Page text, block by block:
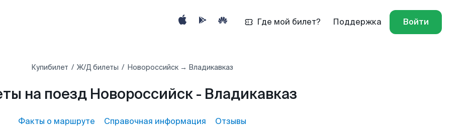
Где мой билет? Поддержка Войти
Купибилет Ж/Д билеты Новороссийск → Владикавказ
на поезд Новороссийск - Владикавказ
Факты о маршруте Справочная информация Отзывы